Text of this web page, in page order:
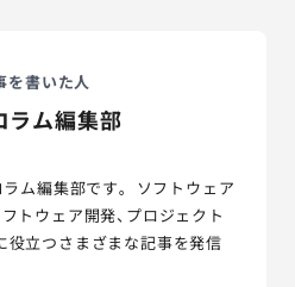
を書いた人
ラム編集部
ム編集部です。 ソフトウェア
トウェア開発、プロジェクト
役立つさまざまな記事を発信